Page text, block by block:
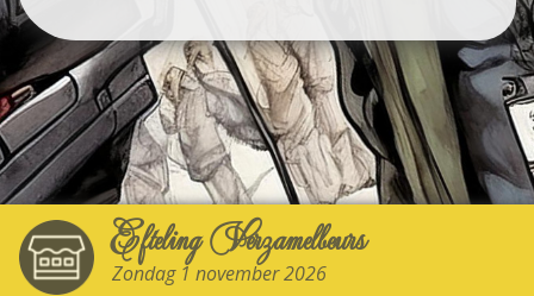
Efteling Verzamelbeurs
Zondag 1 november 2026